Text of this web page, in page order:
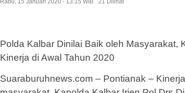
Rabu, 15 Januari 2020 - 13:15 WIB 21 Dilihat
Polda Kalbar Dinilai Baik oleh Masyarakat,
Kinerja di Awal Tahun 2020
Suaraburuhnews.com – Pontianak –